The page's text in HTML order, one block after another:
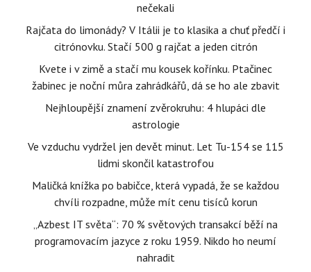
nečekali
Rajčata do limonády? V Itálii je to klasika a chuť předčí i
citrónovku. Stačí 500 g rajčat a jeden citrón
Kvete i v zimě a stačí mu kousek kořínku. Ptačinec
žabinec je noční můra zahrádkářů, dá se ho ale zbavit
Nejhloupější znamení zvěrokruhu: 4 hlupáci dle
astrologie
Ve vzduchu vydržel jen devět minut. Let Tu-154 se 115
lidmi skončil katastrofou
Maličká knížka po babičce, která vypadá, že se každou
chvíli rozpadne, může mít cenu tisíců korun
„Azbest IT světa“: 70 % světových transakcí běží na
programovacím jazyce z roku 1959. Nikdo ho neumí
nahradit